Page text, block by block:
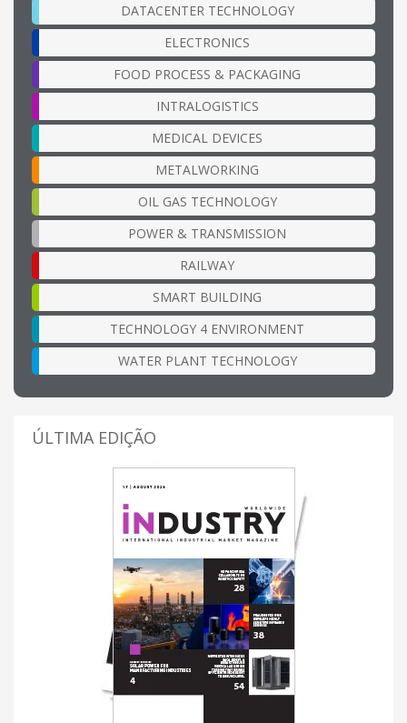
DATACENTER TECHNOLOGY
ELECTRONICS
FOOD PROCESS & PACKAGING
INTRALOGISTICS
MEDICAL DEVICES
METALWORKING
OIL GAS TECHNOLOGY
POWER & TRANSMISSION
RAILWAY
SMART BUILDING
TECHNOLOGY 4 ENVIRONMENT
WATER PLANT TECHNOLOGY
ÚLTIMA EDIÇÃO